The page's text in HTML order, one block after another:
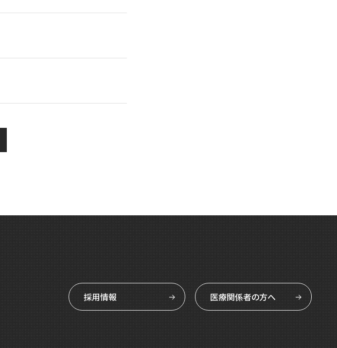
採用情報 医療関係者の方へ